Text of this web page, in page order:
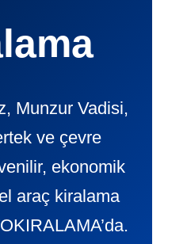
Munzur Vadisi,
ve çevre
ekonomik
araç kiralama